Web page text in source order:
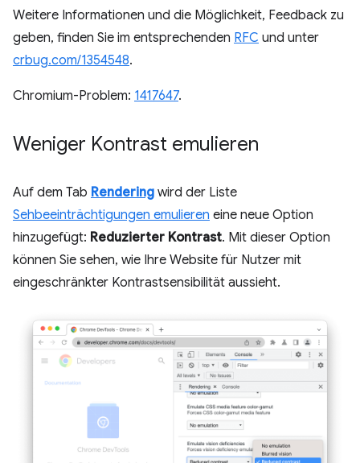
Weitere Informationen und die Möglichkeit, Feedback zu
geben, finden Sie im entsprechenden RFC und unter
crbug.com/1354548.
Chromium-Problem: 1417647.
Weniger Kontrast emulieren
Auf dem Tab Rendering wird der Liste
Sehbeeinträchtigungen emulieren eine neue Option
hinzugefügt: Reduzierter Kontrast. Mit dieser Option
können Sie sehen, wie Ihre Website für Nutzer mit
eingeschränkter Kontrastsensibilität aussieht.